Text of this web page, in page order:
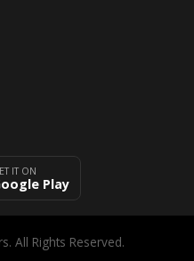
IT ON
Play
All Rights Reserved.